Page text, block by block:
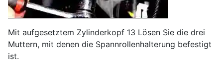
Mit aufgesetztem Zylinderkopf 13 Lösen Sie die drei
Muttern, mit denen die Spannrollenhalterung befestigt
ist.